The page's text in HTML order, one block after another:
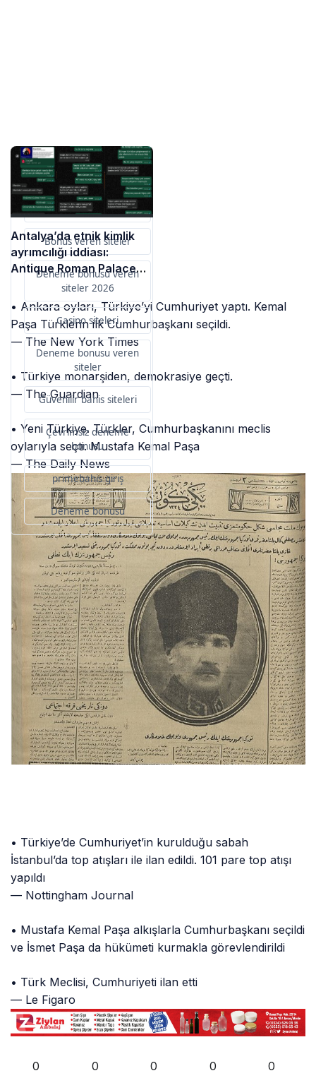
Sponsorlarımız
Bu içerik destekçileri
primebahis resmi giris
Bonus veren siteler
Deneme bonusu veren
siteler 2026
Casino siteleri
Deneme bonusu veren
siteler
Güvenilir bahis siteleri
Çevrimsiz deneme
bonusu
primebahis giriş
Deneme bonusu
Antalya’da etnik kimlik
ayrımcılığı iddiası:
Antique Roman Palace
Otel, başvuru yapan
genci “Doğu kökenli”
diye reddetti
• Ankara oyları, Türkiye’yi Cumhuriyet yaptı. Kemal
Paşa Türklerin ilk Cumhurbaşkanı seçildi.
— The New York Times
• Türkiye monarşiden, demokrasiye geçti.
— The Guardian
• Yeni Türkiye. Türkler, Cumhurbaşkanını meclis
oylarıyla seçti. Mustafa Kemal Paşa
— The Daily News
• Türkiye’de Cumhuriyet’in kurulduğu sabah
İstanbul’da top atışları ile ilan edildi. 101 pare top atışı
yapıldı
— Nottingham Journal
• Mustafa Kemal Paşa alkışlarla Cumhurbaşkanı seçildi
ve İsmet Paşa da hükümeti kurmakla görevlendirildi
• Türk Meclisi, Cumhuriyeti ilan etti
— Le Figaro
0 0 0 0 0